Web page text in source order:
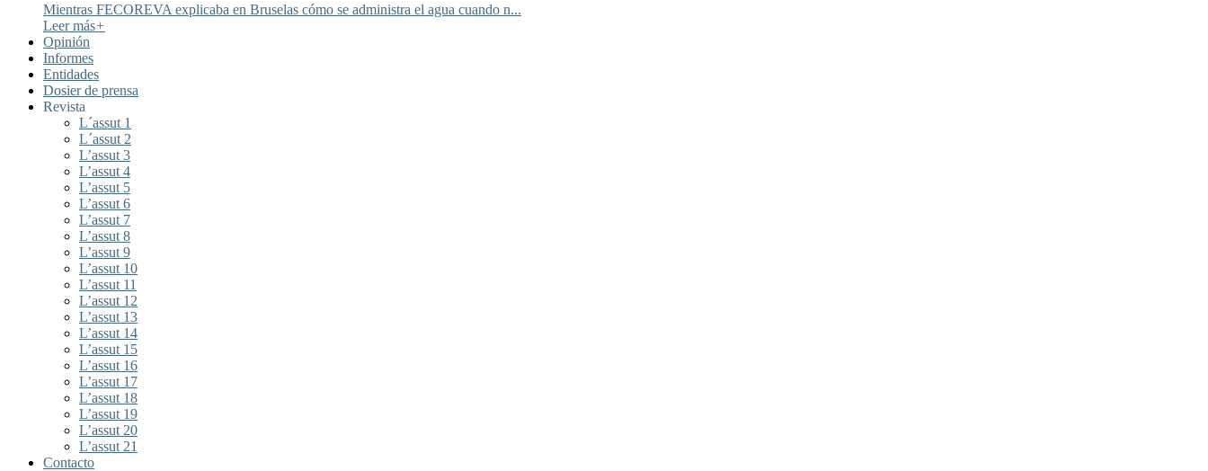
Mientras FECOREVA explicaba en Bruselas cómo se administra el agua cuando n...
Leer más+
Opinión
Informes
Entidades
Dosier de prensa
Revista
L´assut 1
L´assut 2
L’assut 3
L’assut 4
L’assut 5
L’assut 6
L’assut 7
L’assut 8
L’assut 9
L’assut 10
L’assut 11
L’assut 12
L’assut 13
L’assut 14
L’assut 15
L’assut 16
L’assut 17
L’assut 18
L’assut 19
L’assut 20
L’assut 21
Contacto